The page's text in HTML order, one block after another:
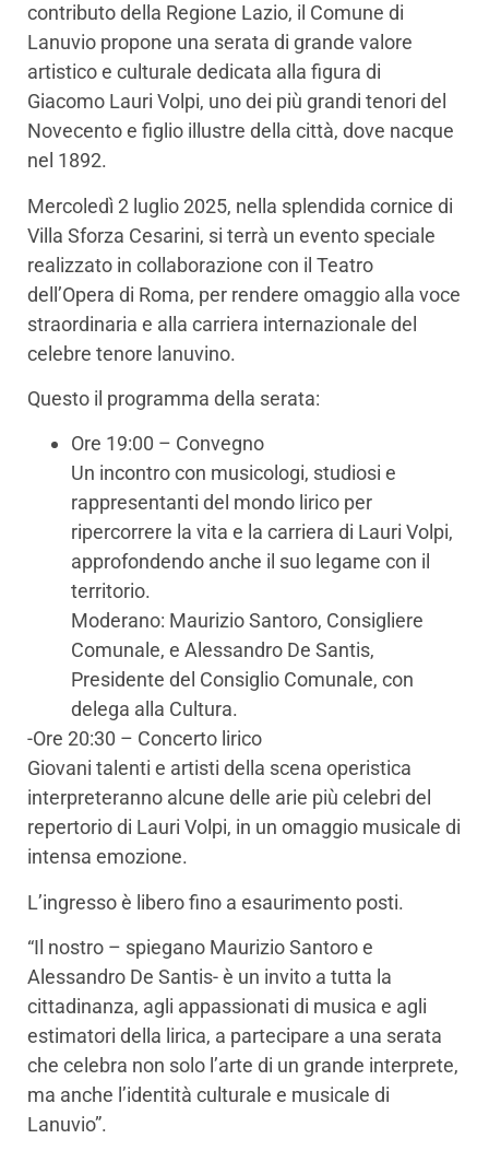
contributo della Regione Lazio, il Comune di
Lanuvio propone una serata di grande valore
artistico e culturale dedicata alla figura di
Giacomo Lauri Volpi, uno dei più grandi tenori del
Novecento e figlio illustre della città, dove nacque
nel 1892.
Mercoledì 2 luglio 2025, nella splendida cornice di
Villa Sforza Cesarini, si terrà un evento speciale
realizzato in collaborazione con il Teatro
dell’Opera di Roma, per rendere omaggio alla voce
straordinaria e alla carriera internazionale del
celebre tenore lanuvino.
Questo il programma della serata:
Ore 19:00 – Convegno
Un incontro con musicologi, studiosi e
rappresentanti del mondo lirico per
ripercorrere la vita e la carriera di Lauri Volpi,
approfondendo anche il suo legame con il
territorio.
Moderano: Maurizio Santoro, Consigliere
Comunale, e Alessandro De Santis,
Presidente del Consiglio Comunale, con
delega alla Cultura.
-Ore 20:30 – Concerto lirico
Giovani talenti e artisti della scena operistica
interpreteranno alcune delle arie più celebri del
repertorio di Lauri Volpi, in un omaggio musicale di
intensa emozione.
L’ingresso è libero fino a esaurimento posti.
“Il nostro – spiegano Maurizio Santoro e
Alessandro De Santis- è un invito a tutta la
cittadinanza, agli appassionati di musica e agli
estimatori della lirica, a partecipare a una serata
che celebra non solo l’arte di un grande interprete,
ma anche l’identità culturale e musicale di
Lanuvio”.